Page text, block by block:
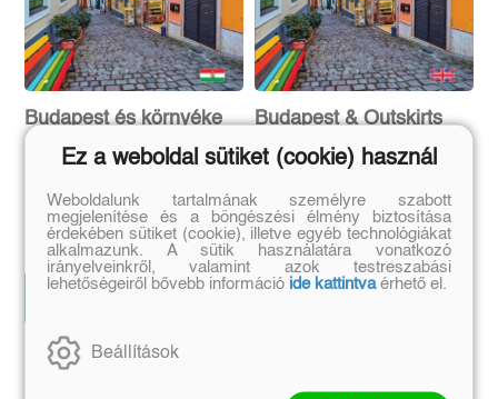
Budapest és környéke
Kolozsvári Ildikó, Tutunzis
István
Eredeti ár:
3 790 Ft
Online ár:
3 184 Ft
Budapest & Outskirts
Kolozsvári Ildikó, Tutunzis
István
Eredeti ár:
3 790 Ft
Online ár:
3 184 Ft
Szerző további művei
Ez a weboldal sütiket (cookie) használ
Weboldalunk tartalmának személyre szabott
megjelenítése és a böngészési élmény biztosítása
érdekében sütiket (cookie), illetve egyéb technológiákat
alkalmazunk. A sütik használatára vonatkozó
irányelveinkről, valamint azok testreszabási
lehetőségeiről bővebb információ ide kattintvaérhető el.
Beállítások